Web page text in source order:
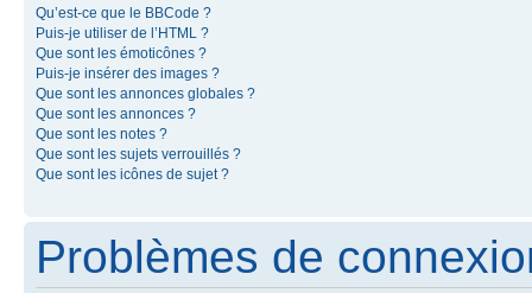
Qu’est-ce que le BBCode ?
Puis-je utiliser de l’HTML ?
Que sont les émoticônes ?
Puis-je insérer des images ?
Que sont les annonces globales ?
Que sont les annonces ?
Que sont les notes ?
Que sont les sujets verrouillés ?
Que sont les icônes de sujet ?
Problèmes de